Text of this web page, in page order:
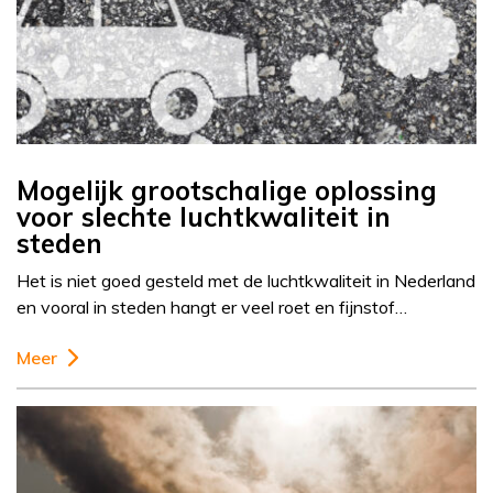
Mogelijk grootschalige oplossing
voor slechte luchtkwaliteit in
steden
Het is niet goed gesteld met de luchtkwaliteit in Nederland
en vooral in steden hangt er veel roet en fijnstof…
Meer